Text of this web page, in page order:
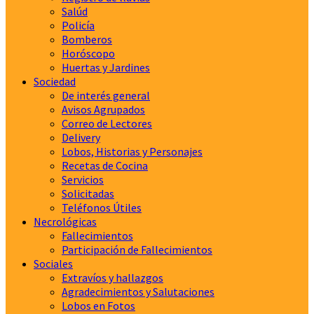
Salúd
Policía
Bomberos
Horóscopo
Huertas y Jardines
Sociedad
De interés general
Avisos Agrupados
Correo de Lectores
Delivery
Lobos, Historias y Personajes
Recetas de Cocina
Servicios
Solicitadas
Teléfonos Útiles
Necrológicas
Fallecimientos
Participación de Fallecimientos
Sociales
Extravíos y hallazgos
Agradecimientos y Salutaciones
Lobos en Fotos